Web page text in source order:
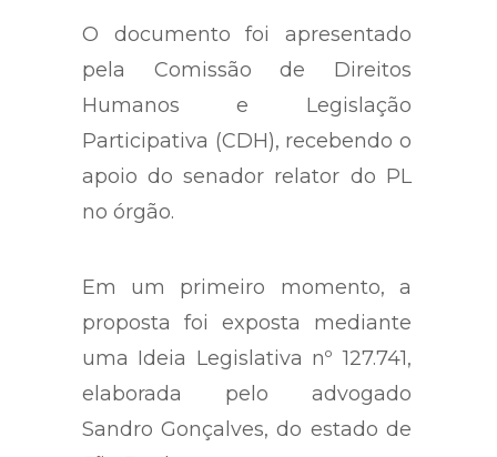
O documento foi apresentado
pela Comissão de Direitos
Humanos e Legislação
Participativa (CDH), recebendo o
apoio do senador relator do PL
Em um primeiro momento, a
proposta foi exposta mediante
uma Ideia Legislativa nº 127.741,
elaborada pelo advogado